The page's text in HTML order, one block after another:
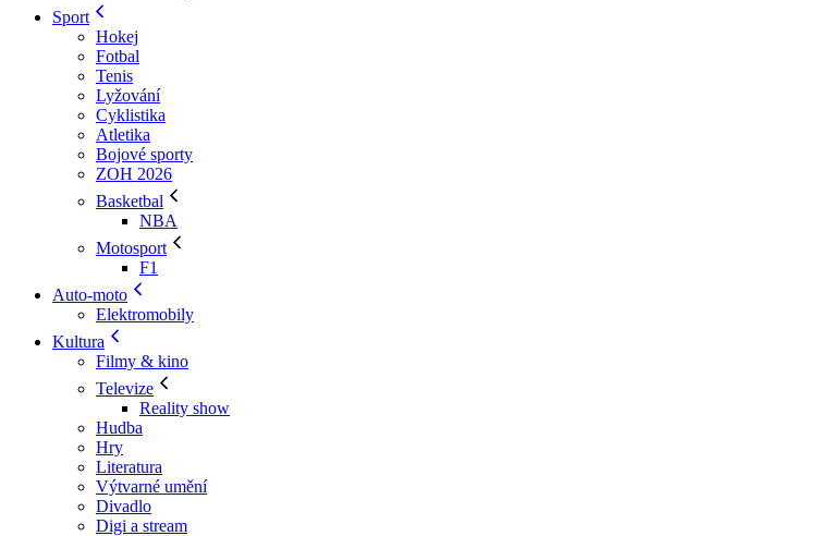
Sport
Hokej
Fotbal
Tenis
Lyžování
Cyklistika
Atletika
Bojové sporty
ZOH 2026
Basketbal
NBA
Motosport
F1
Auto-moto
Elektromobily
Kultura
Filmy & kino
Televize
Reality show
Hudba
Hry
Literatura
Výtvarné umění
Divadlo
Digi a stream